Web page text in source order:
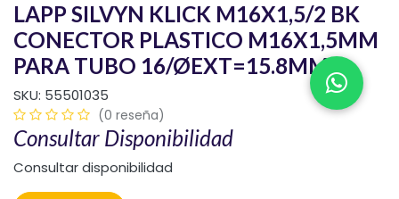
LAPP SILVYN KLICK M16X1,5/2 BK
CONECTOR PLASTICO M16X1,5MM
PARA TUBO 16/ØEXT=15.8MM
SKU: 55501035
(0 reseña)
Consultar Disponibilidad
Consultar disponibilidad